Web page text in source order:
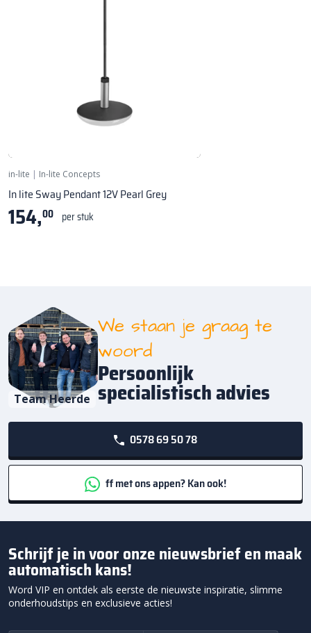
in-lite | In-lite Concepts
In lite Sway Pendant 12V Pearl Grey
154,00 per stuk
Team Heerde
We staan je graag te
woord
Persoonlijk
specialistisch advies
0578 69 50 78
ff met ons appen? Kan ook!
Schrijf je in voor onze nieuwsbrief en maak
automatisch kans!
Word VIP en ontdek als eerste de nieuwste inspiratie, slimme
onderhoudstips en exclusieve acties!